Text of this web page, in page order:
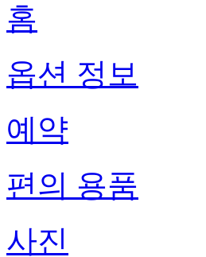
홈
옵션 정보
예약
편의 용품
사진